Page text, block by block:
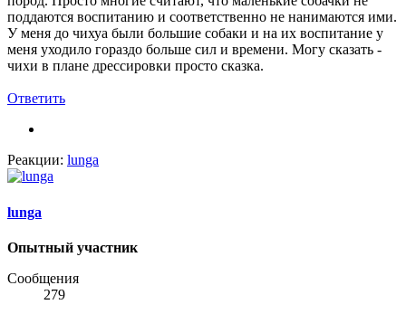
поддаются воспитанию и соответственно не нанимаются ими.
У меня до чихуа были большие собаки и на их воспитание у
меня уходило гораздо больше сил и времени. Могу сказать -
чихи в плане дрессировки просто сказка.
Ответить
Реакции: lunga
lunga
Опытный участник
Сообщения
279